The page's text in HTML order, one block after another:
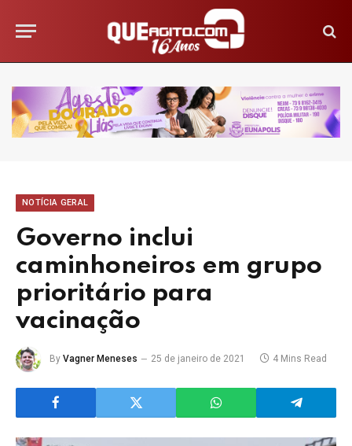
NOTÍCIA GERAL
Governo inclui
caminhoneiros em grupo
prioritário para
vacinação
By Vagner Meneses 25 de janeiro de 2021 4 Mins Read